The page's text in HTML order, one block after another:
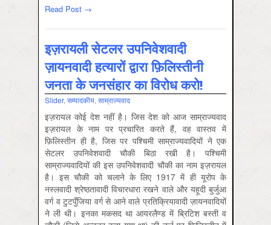
Read Post →
इज़रायली सेटलर उपनिवेशवादी
ज़ायनवादी हत्यारों द्वारा फ़िलिस्तीनी
जनता के जनसंहार का विरोध करो!
Slider, सम्‍पादकीय, साम्राज्‍यवाद
इज़रायल कोई देश नहीं है। जिस देश को आज साम्राज्यवाद
इज़रायल के नाम पर प्रचारित करते हैं, वह वास्तव में
फ़िलिस्तीन ही है, जिस पर पश्चिमी साम्राज्यवादियों ने एक
सेटलर उपनिवेशवादी चौकी बिठा रखी है। पश्चिमी
साम्राज्यवादियों की इस उपनिवेशवादी चौकी का नाम इज़रायल
है। इस चौकी को चलाने के लिए 1917 में ही यूरोप के
नस्लवादी श्रेष्ठतावादी विचारधारा रखने वाले और यहूदी बुर्जुआ
वर्ग व टुटपुँजिया वर्ग से आने वाले प्रतिक्रियावादी ज़ायनवादियों
ने ली थी। इनका मकसद था आयरलैण्ड में ब्रिटिश बस्ती व